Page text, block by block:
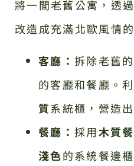
將一間老舊公寓，透
改造成充滿北歐風情
客廳：拆除老舊
的客廳和餐廳。
質系統櫃，營造
餐廳：採用木質
淺色的系統餐邊